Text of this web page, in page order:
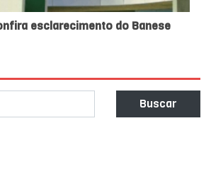
esclarecimento do Banese
Buscar